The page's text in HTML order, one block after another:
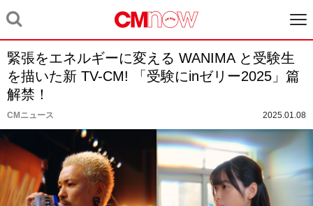
緊張をエネルギーに変える WANIMA と受験生
を描いた新 TV-CM! 「受験にinゼリー2025」篇
解禁！
CMニュース 2025.01.08